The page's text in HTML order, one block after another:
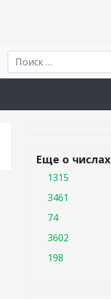
Еще о числах
1315
3461
74
3602
198